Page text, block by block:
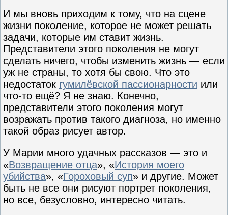
И мы вновь приходим к тому, что на сцене
жизни поколение, которое не может решать
задачи, которые им ставит жизнь.
Представители этого поколения не могут
сделать ничего, чтобы изменить жизнь — если
уж не страны, то хотя бы свою. Что это
недостаток гумилёвской пассионарности или
что-то ещё? Я не знаю. Конечно,
представители этого поколения могут
возражать против такого диагноза, но именно
такой образ рисует автор.
У Марии много удачных рассказов — это и
«Возвращение отца», «История моего
убийства», «Гороховый суп» и другие. Может
быть не все они рисуют портрет поколения,
но все, безусловно, интересно читать.